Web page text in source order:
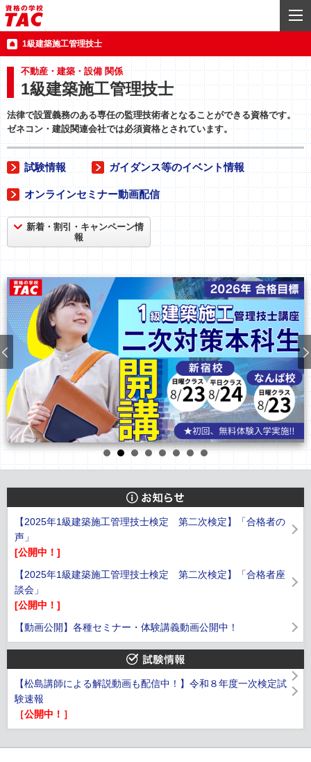
1級建築施工管理技士
不動産・建築・設備 関係
1級建築施工管理技士
法律で設置義務のある専任の監理技術者となることができる資格です。
ゼネコン・建設関連会社では必須資格とされています。
試験情報 ガイダンス等のイベント情報
オンラインセミナー動画配信
新着・割引・キャンペーン情
報
【2025年1級建築施工管理技士検定 第二次検定】「合格者の
声」
[公開中！]
【2025年1級建築施工管理技士検定 第二次検定】「合格者座
談会」
[公開中！]
【動画公開】各種セミナー・体験講義動画公開中！
【松島講師による解説動画も配信中！】令和８年度一次検定試
験速報
［公開中！］